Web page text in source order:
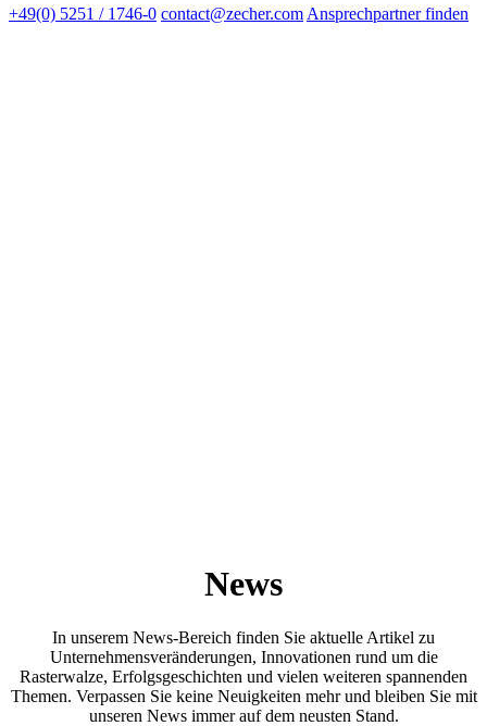
+49(0) 5251 / 1746-0 contact@zecher.com Ansprechpartner finden
News
In unserem News-Bereich finden Sie aktuelle Artikel zu
Unternehmensveränderungen, Innovationen rund um die
Rasterwalze, Erfolgsgeschichten und vielen weiteren spannenden
Themen. Verpassen Sie keine Neuigkeiten mehr und bleiben Sie mit
unseren News immer auf dem neusten Stand.